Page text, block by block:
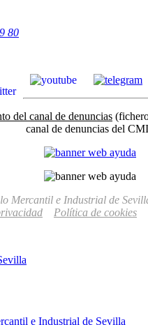
80
del canal de denuncias
canal de denuncias del
Mercantil e Industrial de
Política de cookies